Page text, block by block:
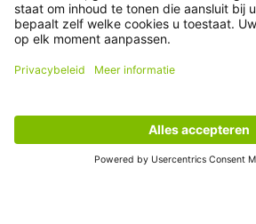
Mosschilderij BV
5721 VH Asten
Klantenservice
Informatie